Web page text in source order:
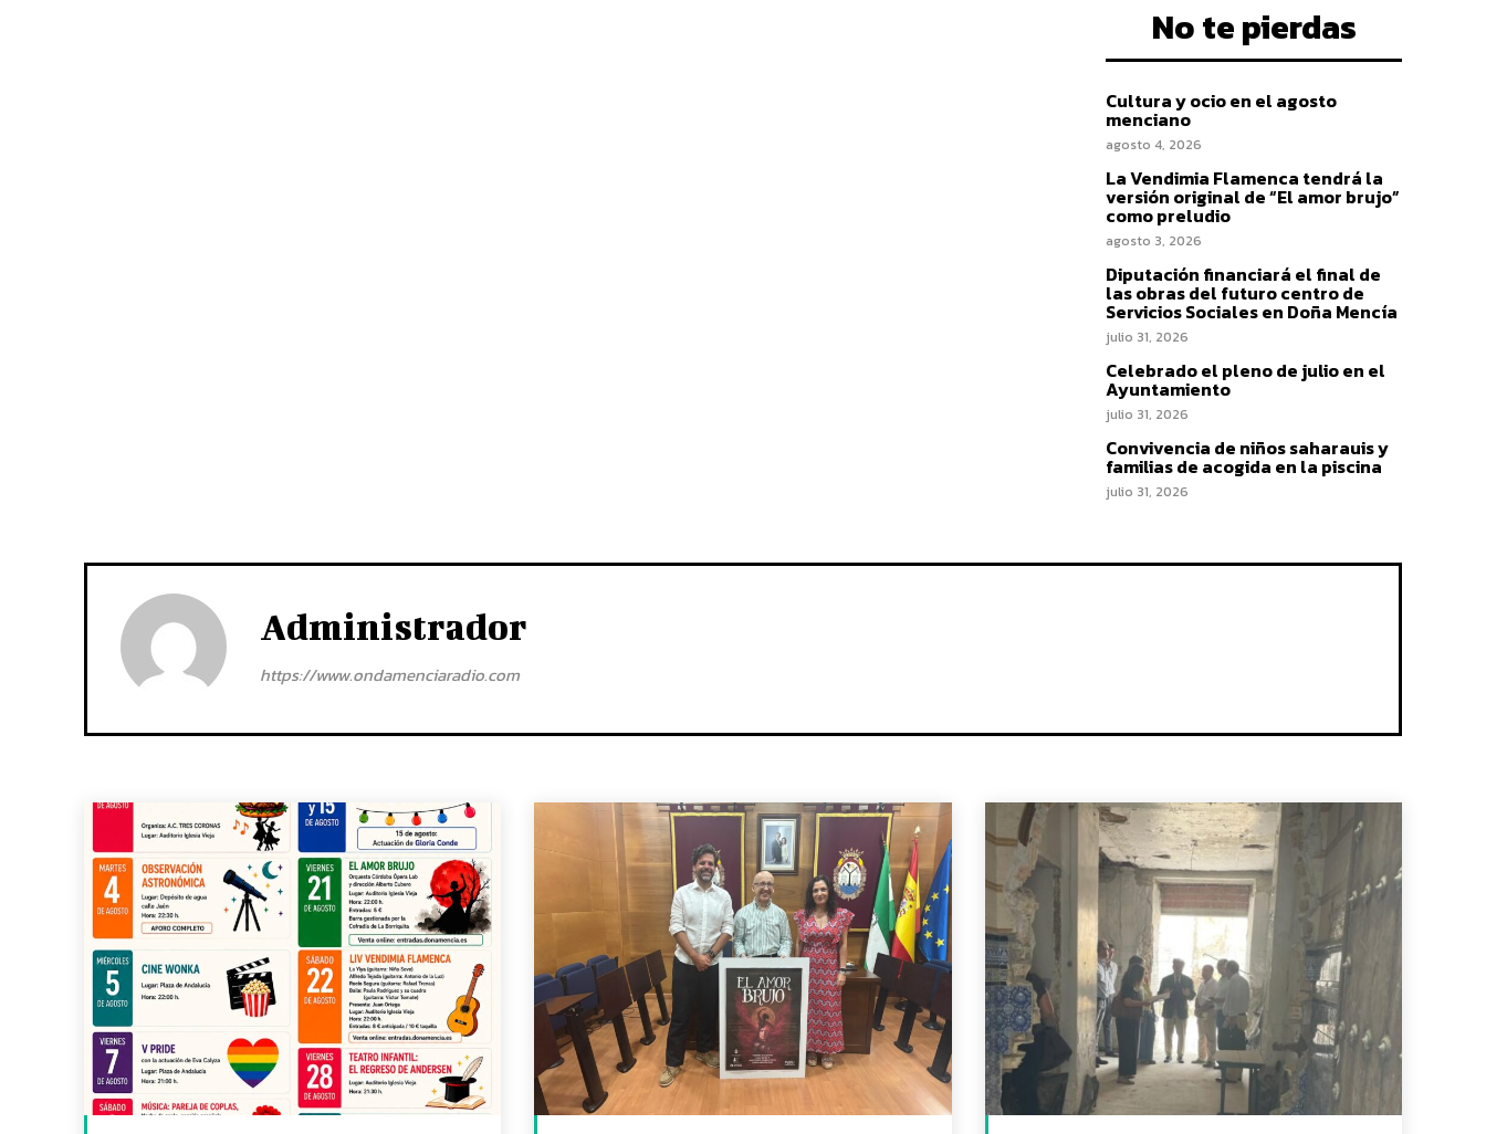
No te pierdas
Cultura y ocio en el agosto
menciano
agosto 4, 2026
La Vendimia Flamenca tendrá la
versión original de “El amor brujo”
como preludio
agosto 3, 2026
Diputación financiará el final de
las obras del futuro centro de
Servicios Sociales en Doña Mencía
julio 31, 2026
Celebrado el pleno de julio en el
Ayuntamiento
julio 31, 2026
Convivencia de niños saharauis y
familias de acogida en la piscina
julio 31, 2026
Administrador
https://www.ondamenciaradio.com